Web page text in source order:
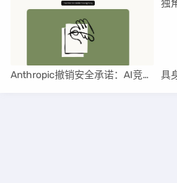
Anthropic撤销安全承诺：AI竞赛中的伦理与商业博弈